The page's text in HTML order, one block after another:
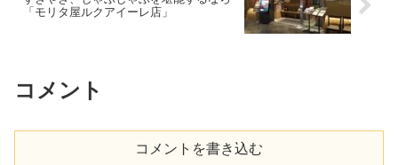
「モリタ屋ルクアイーレ店」
コメント
コメントを書き込む